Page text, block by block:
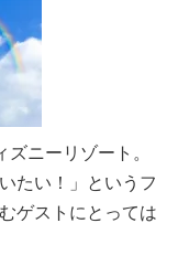
ズニーリゾート。
たい！」というフ
ゲストにとっては